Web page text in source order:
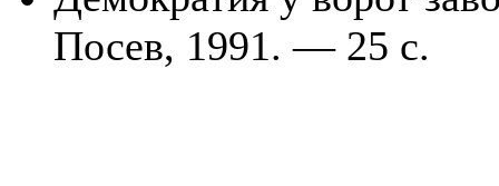
Посев, 1991. — 25 с.